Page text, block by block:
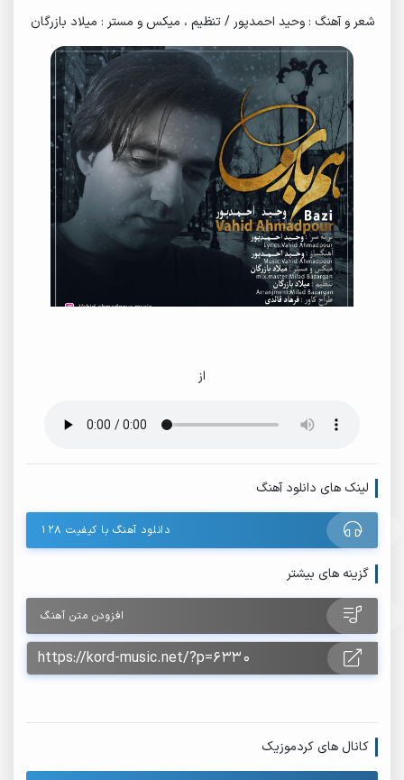
شعر و آهنگ : وحید احمدپور / تنظیم ، میکس و مستر : میلاد بازرگان
از
لینک های دانلود آهنگ
دانلود آهنگ با کیفیت ۱۲۸
گزینه های بیشتر
افزودن متن آهنگ
کانال های کردموزیک